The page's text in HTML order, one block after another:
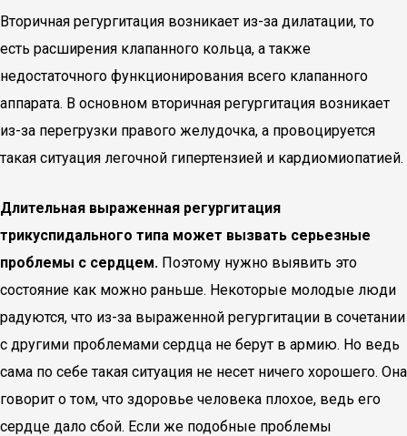
Вторичная регургитация возникает из-за дилатации, то
есть расширения клапанного кольца, а также
недостаточного функционирования всего клапанного
аппарата. В основном вторичная регургитация возникает
из-за перегрузки правого желудочка, а провоцируется
такая ситуация легочной гипертензией и кардиомиопатией.
Длительная выраженная регургитация
трикуспидального типа может вызвать серьезные
проблемы с сердцем. Поэтому нужно выявить это
состояние как можно раньше. Некоторые молодые люди
радуются, что из-за выраженной регургитации в сочетании
с другими проблемами сердца не берут в армию. Но ведь
сама по себе такая ситуация не несет ничего хорошего. Она
говорит о том, что здоровье человека плохое, ведь его
сердце дало сбой. Если же подобные проблемы